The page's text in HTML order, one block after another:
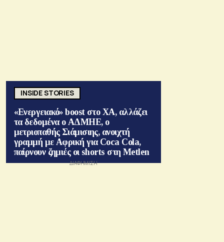
INSIDE STORIES
«Ενεργειακό» boost στο ΧΑ, αλλάζει
τα δεδομένα ο ΑΔΜΗΕ, ο
μετριοπαθής Σιάμισιης, ανοιχτή
γραμμή με Αφρική για Coca Cola,
παίρνουν ζημιές οι shorts στη Metlen